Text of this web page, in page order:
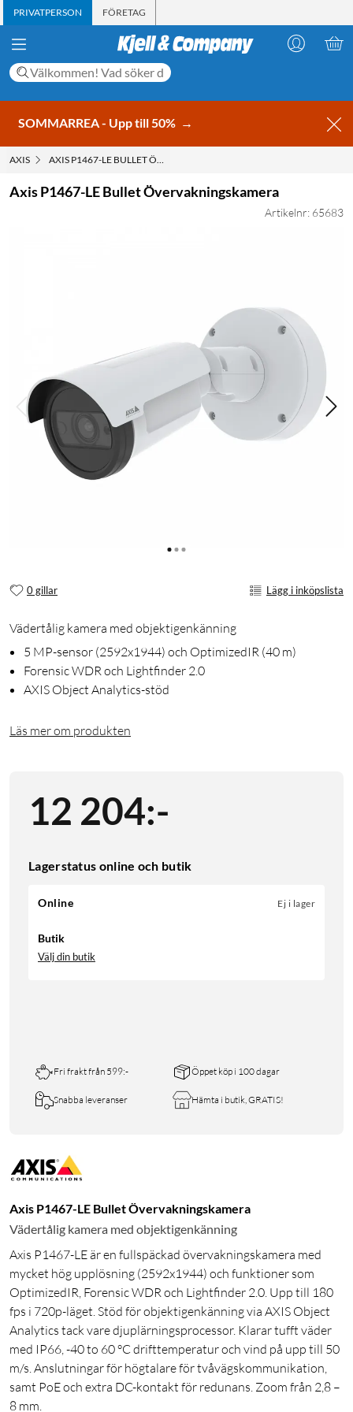
PRIVATPERSON FÖRETAG
SOMMARREA - Upp till 50% →
AXIS AXIS P1467-LE BULLET ÖVERVAKNINGSKAMERA
Axis P1467-LE Bullet Övervakningskamera
Artikelnr: 65683
0 gillar Lägg i inköpslista
Vädertålig kamera med objektigenkänning
5 MP-sensor (2592x1944) och OptimizedIR (40 m)
Forensic WDR och Lightfinder 2.0
AXIS Object Analytics-stöd
Läs mer om produkten
12 204:-
Lagerstatus online och butik
Online Ej i lager
Butik
Välj din butik
Fri frakt från 599:- Öppet köp i 100 dagar
Snabba leveranser Hämta i butik, GRATIS!
Axis P1467-LE Bullet Övervakningskamera
Vädertålig kamera med objektigenkänning
Axis P1467-LE är en fullspäckad övervakningskamera med
mycket hög upplösning (2592x1944) och funktioner som
OptimizedIR, Forensic WDR och Lightfinder 2.0. Upp till 180
fps i 720p-läget. Stöd för objektigenkänning via AXIS Object
Analytics tack vare djuplärningsprocessor. Klarar tufft väder
med IP66, -40 to 60 °C drifttemperatur och vind på upp till 50
m/s. Anslutningar för högtalare för tvåvägskommunikation,
samt PoE och extra DC-kontakt för redunans. Zoom från 2,8 –
8 mm.